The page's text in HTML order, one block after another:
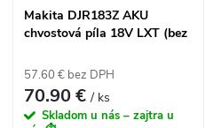
Makita DJR183Z AKU
chvostová píla 18V LXT (bez
57.60 € bez DPH
70.90 €/ ks
Skladom u nás – zajtra u